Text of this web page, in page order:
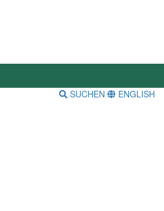
SUCHEN ENGLISH